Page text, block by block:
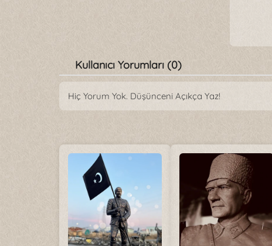
Kullanıcı Yorumları (0)
Hiç Yorum Yok. Düşünceni Açıkça Yaz!